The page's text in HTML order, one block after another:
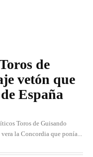
de
vetón que
España
la Concordia que ponía...